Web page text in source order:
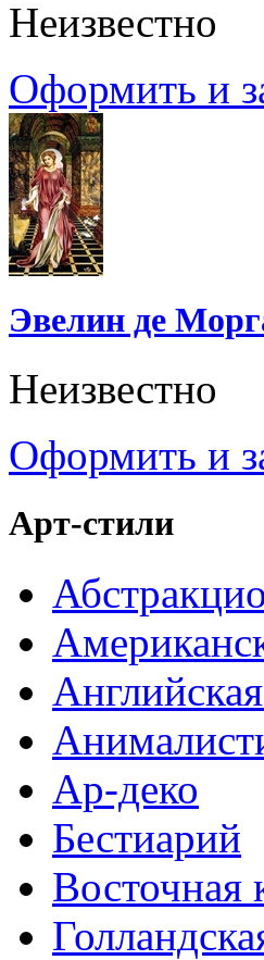
Неизвестно
Оформить и
Эвелин де
Неизвестно
Оформить и
Арт-стили
Ар-деко
Бестиарий
Восточная